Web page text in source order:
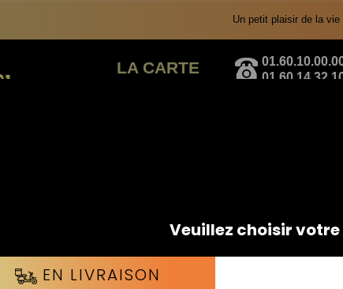
Un petit plaisir de la vie
LA CARTE
TEX MEX